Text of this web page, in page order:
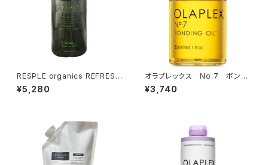
RESPLE organics REFRESH
TREATMENT 400g
¥5,280
オラプレックス No.7 ボンデ
ィングオイル 30ｍｌ（ヘアオイ
ル）
¥3,740